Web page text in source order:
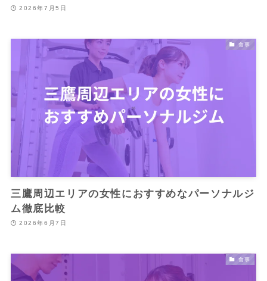
2026年7月5日
食事
三鷹周辺エリアの女性におすすめなパーソナルジ
ム徹底比較
2026年6月7日
食事